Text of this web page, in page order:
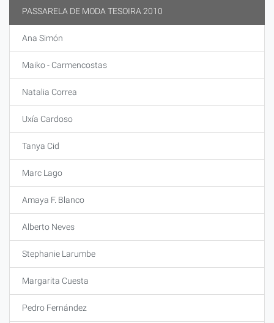
PASSARELA DE MODA TESOIRA 2010
Ana Simón
Maiko - Carmencostas
Natalia Correa
Uxía Cardoso
Tanya Cid
Marc Lago
Amaya F. Blanco
Alberto Neves
Stephanie Larumbe
Margarita Cuesta
Pedro Fernández